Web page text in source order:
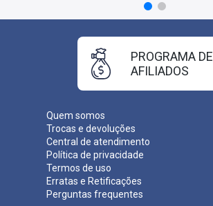
Quem somos
Trocas e devoluções
Central de atendimento
Política de privacidade
Termos de uso
Erratas e Retificações
Perguntas frequentes
PROGRAMA DE
AFILIADOS